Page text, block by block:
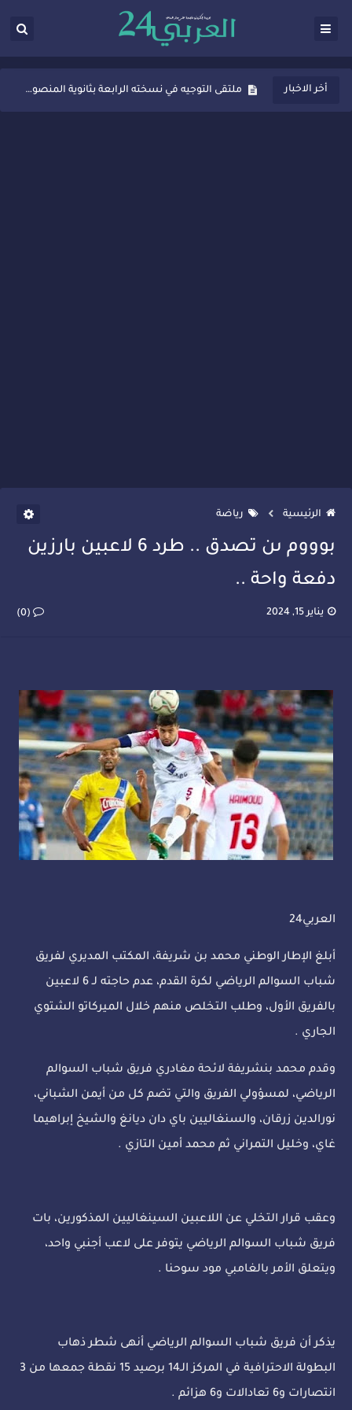
أخر الاخبار
ثانوية المنصور الذهبي بسيدي قاسم تُعزّز ثقافة التوجيه المدرسي بمبادرة نوعية تجمع بين التفاعل والتكريم
ملتقى التوجيه في نسخته الرابعة بثانوية المنصور الذهبي بسيدي قاسم
الرئيسية رياضة
بوووم ىن تصدق .. طرد 6 لاعبين بارزين
دفعة واحة ..
يناير 15, 2024 (0)
العربي24
أبلغ الإطار الوطني محمد بن شريفة، المكتب المديري لفريق
شباب السوالم الرياضي لكرة القدم، عدم حاجته لـ 6 لاعبين
بالفريق الأول، وطلب التخلص منهم خلال الميركاتو الشتوي
الجاري .
وقدم محمد بنشريفة لائحة مغادري فريق شباب السوالم
الرياضي، لمسؤولي الفريق والتي تضم كل من أيمن الشباني،
نورالدين زرقان، والسنغاليين باي دان ديانغ والشيخ إبراهيما
غاي، وخليل التمراني ثم محمد أمين التازي .
وعقب قرار التخلي عن اللاعبين السينغاليين المذكورين، بات
فريق شباب السوالم الرياضي يتوفر على لاعب أجنبي واحد،
ويتعلق الأمر بالغامبي مود سوحنا .
يذكر أن فريق شباب السوالم الرياضي أنهى شطر ذهاب
البطولة الاحترافية في المركز الـ14 برصيد 15 نقطة جمعها من 3
انتصارات و6 تعادالات و6 هزائم .